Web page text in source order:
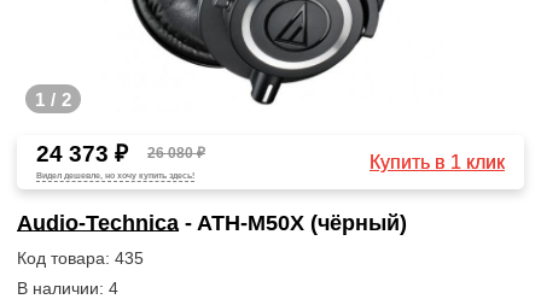
1 / 2
24 373 ₽ 26 080 ₽
Видел дешевле, но хочу купить здесь!
Купить в 1 клик
Audio-Technica - ATH-M50X (чёрный)
Код товара: 435
В наличии: 4